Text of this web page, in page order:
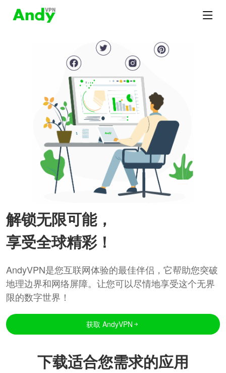
解锁无限可能，
享受全球精彩！
AndyVPN是您互联网体验的最佳伴侣，它帮助您突破
地理边界和网络屏障。让您可以尽情地享受这个无界
限的数字世界！
获取 AndyVPN
下载适合您需求的应用